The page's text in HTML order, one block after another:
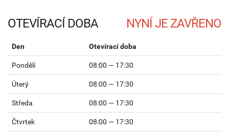
OTEVÍRACÍ DOBA
Den Otevírací doba
Pondělí 08:00 — 17:30
Úterý 08:00 — 17:30
Středa 08:00 — 17:30
Čtvrtek 08:00 — 17:30